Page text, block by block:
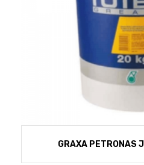
GRAXA PETRONAS